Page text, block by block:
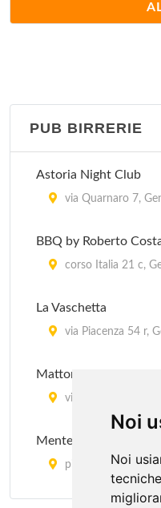
Noi
Noi
via Bensa 40/r,
Antico Forno
Ayers Rock cafè
Bedin
Brera Express
PUB BIRRERIE
Astoria Night Club
via Quarnaro 7,
BBQ by Roberto
corso Italia 21 c,
La Vaschetta
via Piacenza 54 r,
Mattoni Rossi
via Corsica 5 r,
Mentelocale
piazza Giacomo